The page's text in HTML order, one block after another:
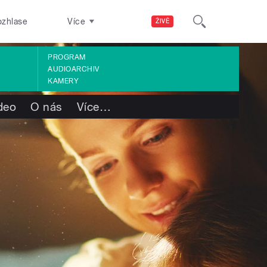
ŽIVĚ
Více
PROGRAM
AUDIOARCHIV
KAMERY
O nás Více…